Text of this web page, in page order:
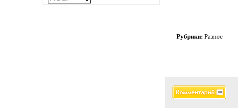
Рубрики: Разное